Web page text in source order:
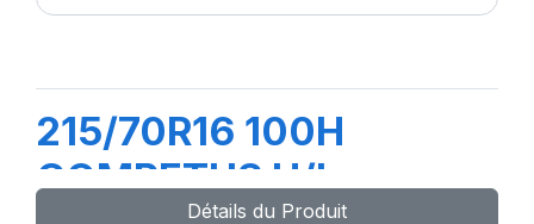
215/70R16 100H
COMPETUS H/L
Détails du Produit